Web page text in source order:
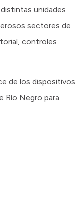
unidades
sectores de
controles
de los dispositivos
Río Negro para